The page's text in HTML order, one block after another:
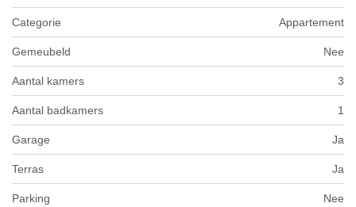
Categorie Appartement
Gemeubeld Nee
Aantal kamers 3
Aantal badkamers 1
Garage Ja
Terras Ja
Parking Nee